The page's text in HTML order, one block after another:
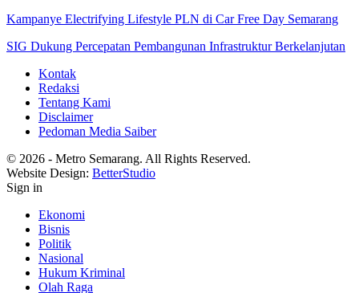
Kampanye Electrifying Lifestyle PLN di Car Free Day Semarang
SIG Dukung Percepatan Pembangunan Infrastruktur Berkelanjutan
Kontak
Redaksi
Tentang Kami
Disclaimer
Pedoman Media Saiber
© 2026 - Metro Semarang. All Rights Reserved.
Website Design: BetterStudio
Sign in
Ekonomi
Bisnis
Politik
Nasional
Hukum Kriminal
Olah Raga